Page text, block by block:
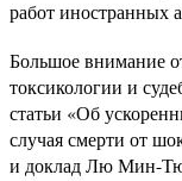
работ иностранных
Большое внимание
токсикологии и
статьи «Об
случая смерти от
и доклад Лю Мин-